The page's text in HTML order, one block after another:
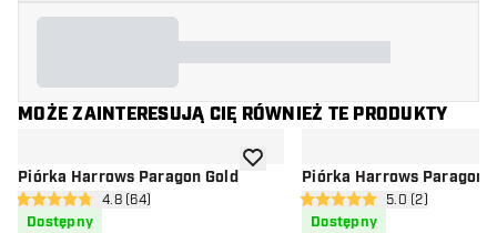
MOŻE ZAINTERESUJĄ CIĘ RÓWNIEŻ TE PRODUKTY
Piórka Harrows Paragon Gold
otwórz panel recenzji
4.8 gwiazdki oceny
4.8 (64)
Dostępny
dodaj do listy życzeń
Piórka Harrows Paragon
otwórz panel
5 gwiazdki oceny5.0 (2)
Dostępny